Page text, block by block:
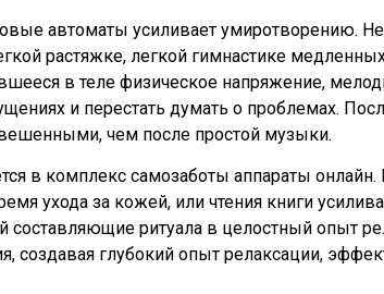
автоматы усиливает умиротворению. Не
растяжке, легкой гимнастике
в теле физическое напряжение,
и перестать думать о проблемах.
чем после простой музыки.
в комплекс самозаботы аппараты
ухода за кожей, или чтения книги
ритуала в целостный опыт
создавая глубокий опыт релаксации,